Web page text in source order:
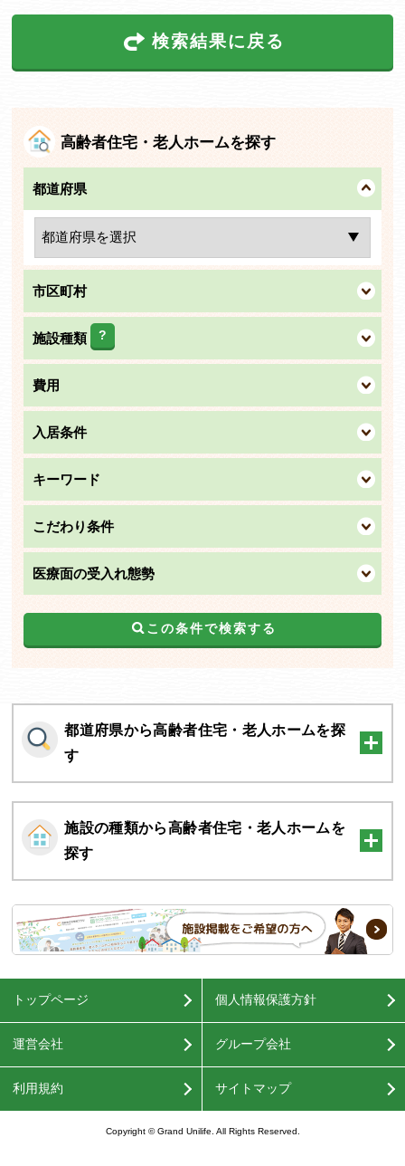
検索結果に戻る
高齢者住宅・老人ホームを探す
都道府県
市区町村
施設種類 ?
費用
入居条件
キーワード
こだわり条件
医療面の受入れ態勢
この条件で検索する
都道府県から高齢者住宅・老人ホームを探
す
施設の種類から高齢者住宅・老人ホームを
探す
トップページ 個人情報保護方針
運営会社 グループ会社
利用規約 サイトマップ
Copyright © Grand Unilife. All Rights Reserved.